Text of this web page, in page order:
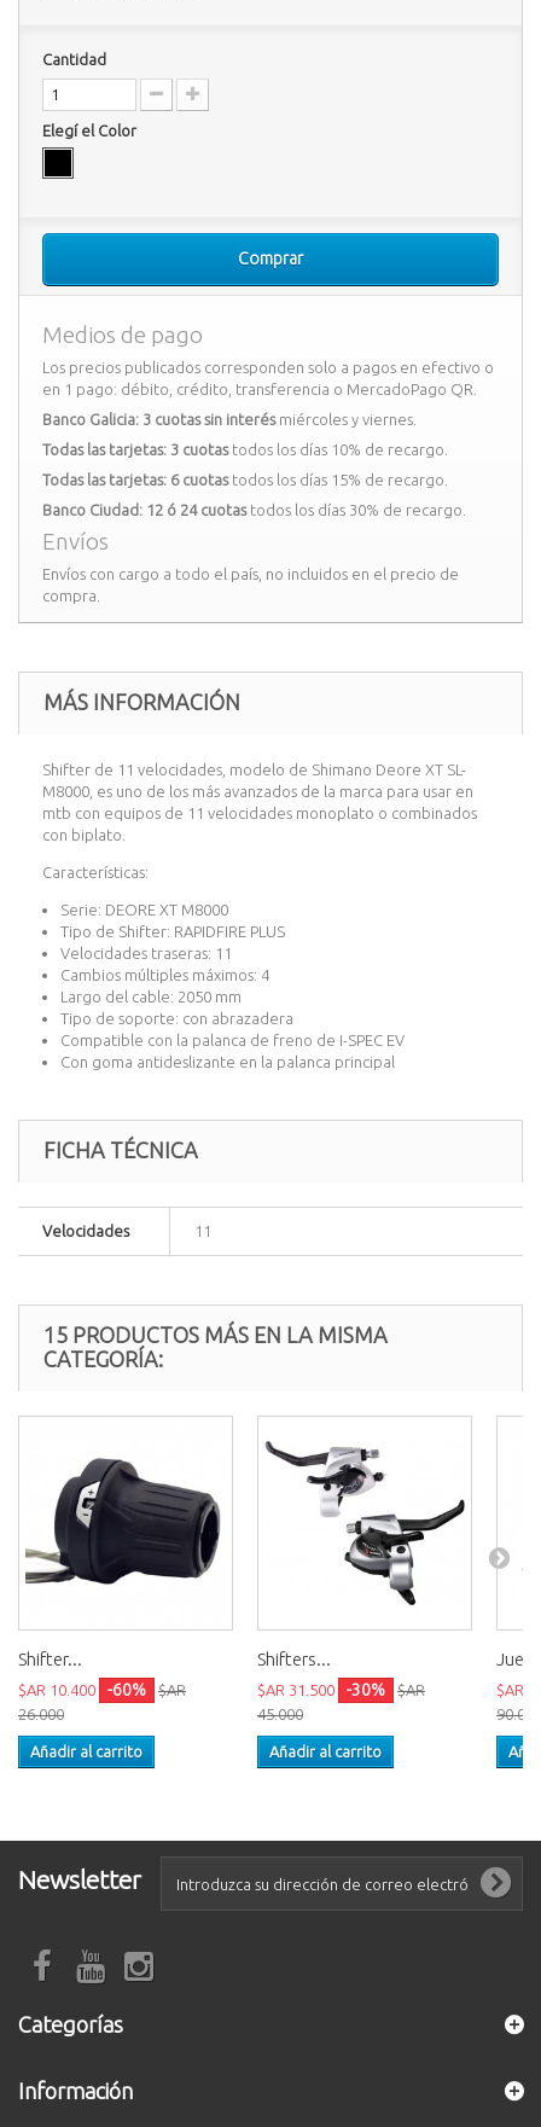
Cantidad
Elegí el Color
Comprar
Medios de pago
Los precios publicados corresponden solo a pagos en efectivo o
en 1 pago: débito, crédito, transferencia o MercadoPago QR.
Banco Galicia: 3 cuotas sin interésmiércoles y viernes.
Todas las tarjetas: 3 cuotastodos los días 10% de recargo.
Todas las tarjetas: 6 cuotastodos los días 15% de recargo.
Banco Ciudad: 12 ó 24 cuotastodos los días 30% de recargo.
Envíos
Envíos con cargo a todo el país, no incluidos en el precio de
compra.
MÁS INFORMACIÓN
Shifter de 11 velocidades, modelo de Shimano Deore XT SL-
M8000, es uno de los más avanzados de la marca para usar en
mtb con equipos de 11 velocidades monoplato o combinados
con biplato.
Características:
Serie: DEORE XT M8000
Tipo de Shifter: RAPIDFIRE PLUS
Velocidades traseras: 11
Cambios múltiples máximos: 4
Largo del cable: 2050 mm
Tipo de soporte: con abrazadera
Compatible con la palanca de freno de I-SPEC EV
Con goma antideslizante en la palanca principal
FICHA TÉCNICA
Velocidades 11
15 PRODUCTOS MÁS EN LA MISMA
CATEGORÍA:
Shifter...
$AR 10.400 -60%
$AR
26.000
Añadir al carrito
Shifters...
$AR 31.500 -30%
$AR
45.000
Añadir al carrito
$AR
90.000
Newsletter
Categorías
Información